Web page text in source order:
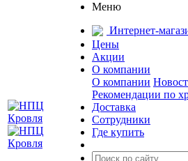
Меню
Интернет-
Цены
Акции
О компании
О компании
Рекомендации по
Доставка
Сотрудники
Где купить